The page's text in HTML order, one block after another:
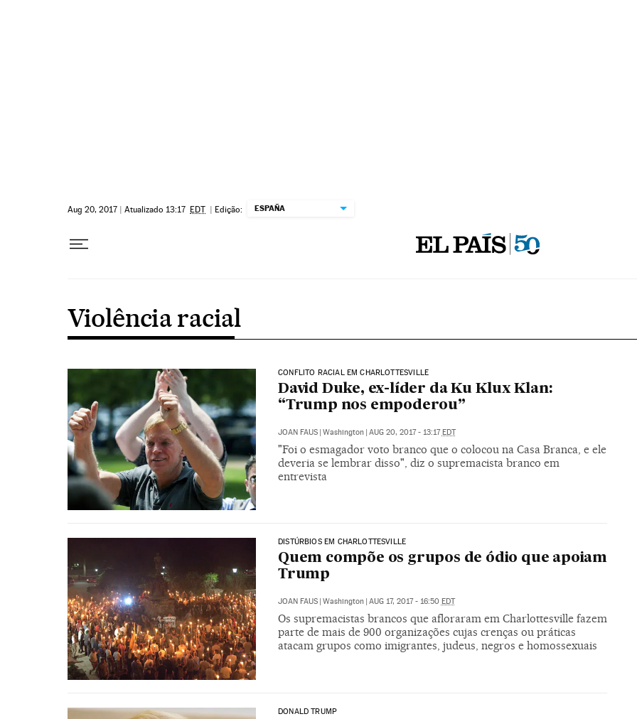
Aug 20, 2017 | Atualizado 13:17 EDT | Edição: ESPAÑA
Violência racial
CONFLITO RACIAL EM CHARLOTTESVILLE
David Duke, ex-líder da Ku Klux Klan:
“Trump nos empoderou”
JOAN FAUS | Washington | AUG 20, 2017 - 13:17EDT
"Foi o esmagador voto branco que o colocou na Casa Branca, e ele
deveria se lembrar disso", diz o supremacista branco em
entrevista
DISTÚRBIOS EM CHARLOTTESVILLE
Quem compõe os grupos de ódio que apoiam
Trump
JOAN FAUS Washington AUG 17, 2017 - 16:50 EDT
Os supremacistas brancos que afloraram em Charlottesville fazem
parte de mais de 900 organizações cujas crenças ou práticas
atacam grupos como imigrantes, judeus, negros e homossexuais
DONALD TRUMP